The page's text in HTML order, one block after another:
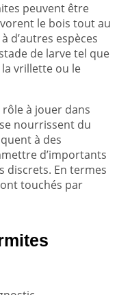
peuvent être
le bois tout au
d’autres espèces
de larve tel que
vrillette ou le
à jouer dans
nourrissent du
à des
d’importants
discrets. En termes
touchés par